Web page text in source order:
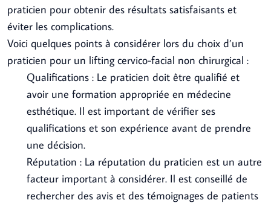
praticien pour obtenir des résultats satisfaisants et
éviter les complications.
Voici quelques points à considérer lors du choix d’un
praticien pour un lifting cervico-facial non chirurgical :
Qualifications : Le praticien doit être qualifié et
avoir une formation appropriée en médecine
esthétique. Il est important de vérifier ses
qualifications et son expérience avant de prendre
une décision.
Réputation : La réputation du praticien est un autre
facteur important à considérer. Il est conseillé de
rechercher des avis et des témoignages de patients